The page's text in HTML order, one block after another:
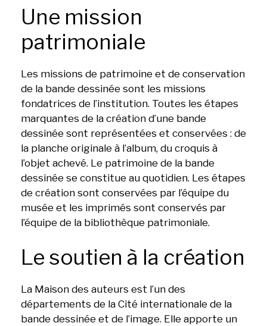
Une mission
patrimoniale
Les missions de patrimoine et de conservation
de la bande dessinée sont les missions
fondatrices de l’institution. Toutes les étapes
marquantes de la création d’une bande
dessinée sont représentées et conservées : de
la planche originale à l’album, du croquis à
l’objet achevé. Le patrimoine de la bande
dessinée se constitue au quotidien. Les étapes
de création sont conservées par l’équipe du
musée et les imprimés sont conservés par
l’équipe de la bibliothèque patrimoniale.
Le soutien à la création
La Maison des auteurs est l’un des
départements de la Cité internationale de la
bande dessinée et de l’image. Elle apporte un